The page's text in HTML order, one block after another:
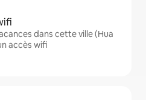
dans cette ville (Hua
accès wifi